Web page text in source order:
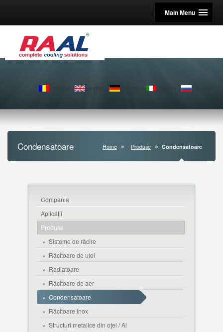
Main Menu
english italiano
Condensatoare Home Produse Condensatoare
Compania
Aplicaţii
Produse
» Sisteme de răcire
» Răcitoare de ulei
» Radiatoare
» Răcitoare de aer
» Condensatoare
» Răcitoare inox
» Structuri metalice din oţel / Al